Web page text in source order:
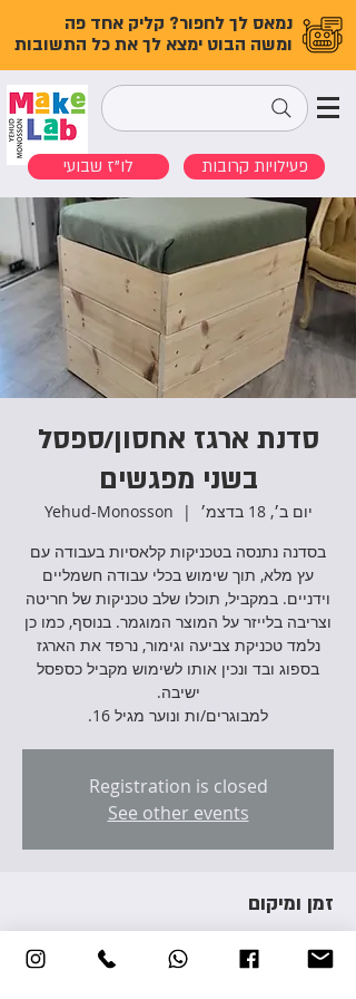
נמאס לך לחפור? קליק אחד פה
ומשה הבוט ימצא לך את כל התשובות
לו"ז שבועי פעילויות קרובות
סדנת ארגז אחסון/ספסל
בשני מפגשים
יום ב׳, 18 בדצמ׳
  |
Yehud-Monosson
בסדנה נתנסה בטכניקות קלאסיות בעבודה עם
עץ מלא, תוך שימוש בכלי עבודה חשמליים
וידניים. במקביל, תוכלו שלב טכניקות של חריטה
וצריבה בלייזר על המוצר המוגמר. בנוסף, כמו כן
נלמד טכניקת צביעה וגימור, נרפד את הארגז
בספוג ובד ונכין אותו לשימוש מקביל כספסל
למבוגרים/ות ונוער מגיל 16.
Registration is closed
See other events
זמן ומיקום
18 בדצמ׳ 2023, 17:00 – 19:30
Yehud-Monosson, Avraham Giron St 3,